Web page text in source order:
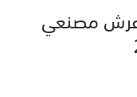
مصنعي